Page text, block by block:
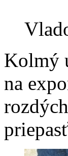
Kolmý
na